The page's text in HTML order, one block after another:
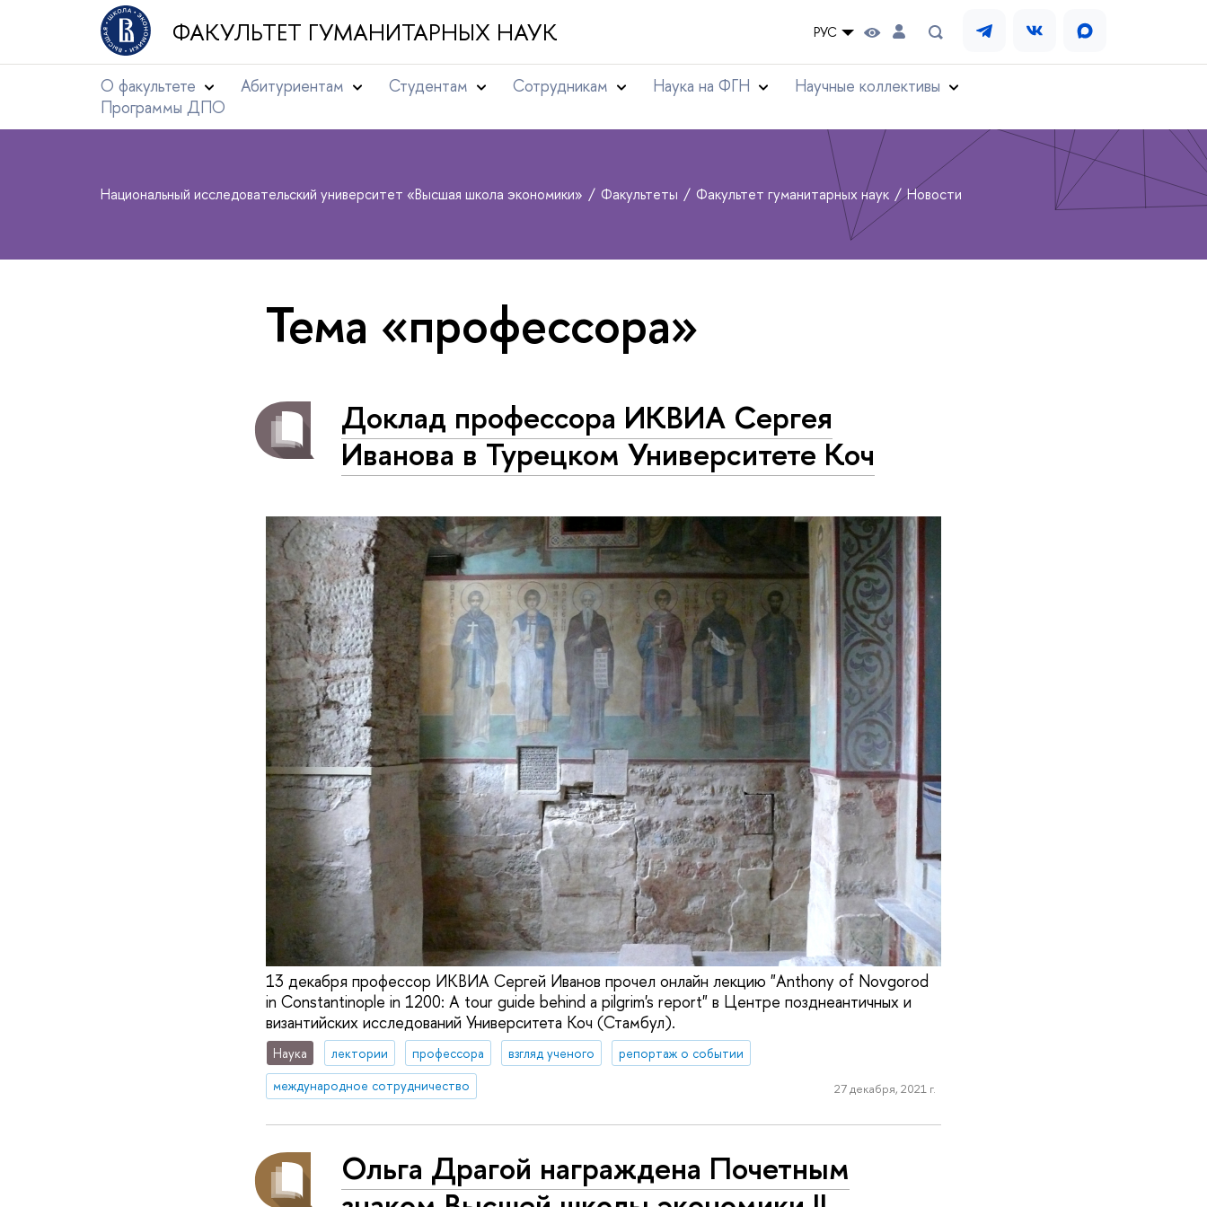
ФАКУЛЬТЕТ ГУМАНИТАРНЫХ НАУК РУС
О факультете Абитуриентам Студентам Сотрудникам Наука на ФГН
Научные коллективы
Программы ДПО
Национальный исследовательский университет «Высшая школа экономики» Факультеты Факультет гуманитарных наук Новости
Тема «профессора»
Доклад профессора ИКВИА Сергея
Иванова в Турецком Университете Коч
13 декабря профессор ИКВИА Сергей Иванов прочел онлайн лекцию "Anthony of Novgorod
in Constantinople in 1200: A tour guide behind a pilgrim's report" в Центре позднеантичных и
византийских исследований Университета Коч (Стамбул).
Наука лектории профессора взгляд ученого
репортаж о событии
международное сотрудничество
27 декабря, 2021 г.
Ольга Драгой награждена Почетным